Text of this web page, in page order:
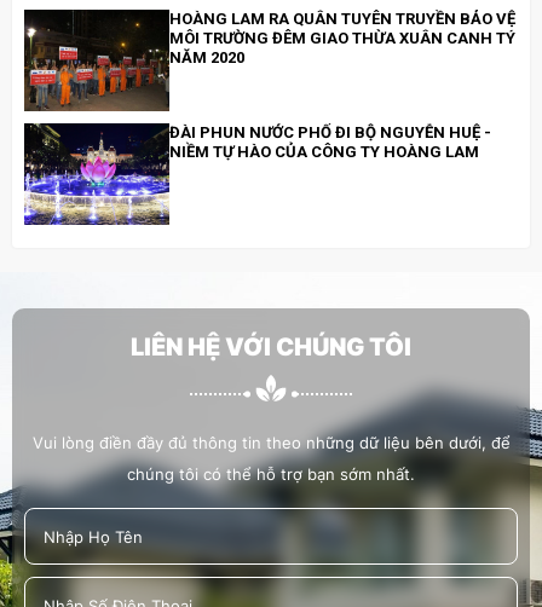
HOÀNG LAM RA QUÂN TUYÊN TRUYỀN BẢO VỆ
MÔI TRƯỜNG ĐÊM GIAO THỪA XUÂN CANH TÝ
NĂM 2020
ĐÀI PHUN NƯỚC PHỐ ĐI BỘ NGUYỄN HUỆ -
NIỀM TỰ HÀO CỦA CÔNG TY HOÀNG LAM
NGHĨA TÌNH
HOÀNG LAM THAM GIA, HỔ TRỢ LỄ TRỒNG
CÂY 19/5/2022
HOÀNG LAM HỖ TRỢ CÔNG TÁC XÃ HỘI
TRỒNG CÂY XANH TẠI BỜ KÊNH HÀNG BÀNG
TRÊN ĐƯỜNG VẠN TƯỢNG
LIÊN HỆ VỚI CHÚNG TÔI
Vui lòng điền đầy đủ thông tin theo những dữ liệu bên dưới, để
chúng tôi có thể hỗ trợ bạn sớm nhất.